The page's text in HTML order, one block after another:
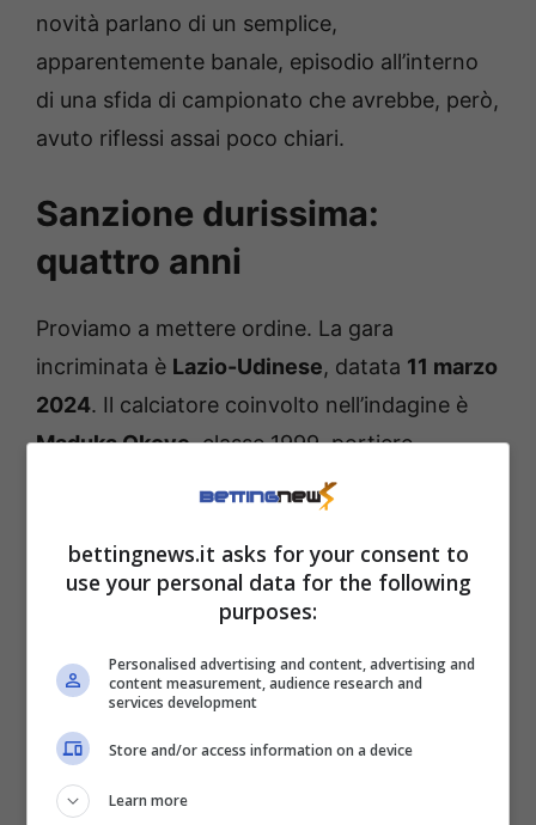
novità parlano di un semplice,
apparentemente banale, episodio all’interno
di una sfida di campionato che avrebbe, però,
avuto riflessi assai poco chiari.
Sanzione durissima:
quattro anni
Proviamo a mettere ordine. La gara
incriminata è Lazio-Udinese, datata 11 marzo
2024. Il calciatore coinvolto nell’indagine è
Maduka Okoye, classe 1999, portiere
e della nazionale nigeriana.
bettingnews.it asks for your consent to
use your personal data for the following
purposes:
Personalised advertising and content, advertising and
content measurement, audience research and
services development
Store and/or access information on a device
Learn more